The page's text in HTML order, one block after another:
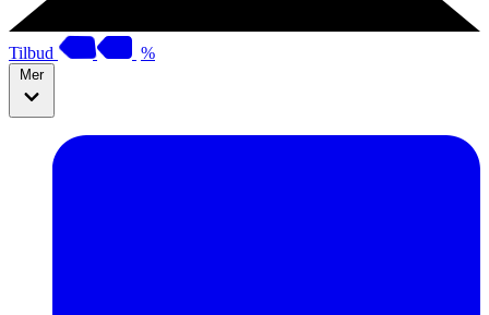
Tilbud %
Mer